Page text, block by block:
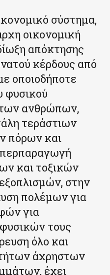
σύστημα,
οικονομική
απόκτησης
κέρδους από
οποιοδήποτε
φυσικού
των ανθρώπων,
τεράστιων
πόρων και
και τοξικών
στην
πολέμων για
για
τους
όλο και
άχρηστων
έχει